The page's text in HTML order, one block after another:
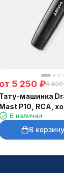
от 5 250 ₽6 600
Тату-машинка
Mast P10, RCA,
В наличии
В корзину